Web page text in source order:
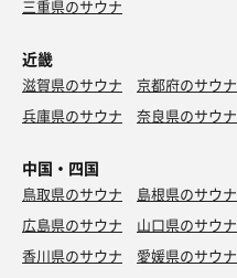
三重県のサウナ
近畿
滋賀県のサウナ 京都府のサウナ
兵庫県のサウナ
奈良県のサウナ
中国・四国
鳥取県のサウナ 島根県のサウナ
広島県のサウナ
山口県のサウナ
香川県のサウナ
愛媛県のサウナ